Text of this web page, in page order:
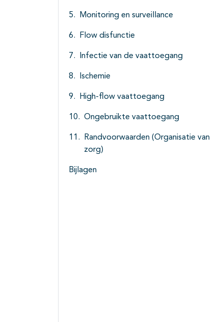
Monitoring en surveillance
Flow disfunctie
Infectie van de vaattoegang
Ischemie
High-flow vaattoegang
Ongebruikte vaattoegang
Randvoorwaarden (Organisatie van
zorg)
Bijlagen